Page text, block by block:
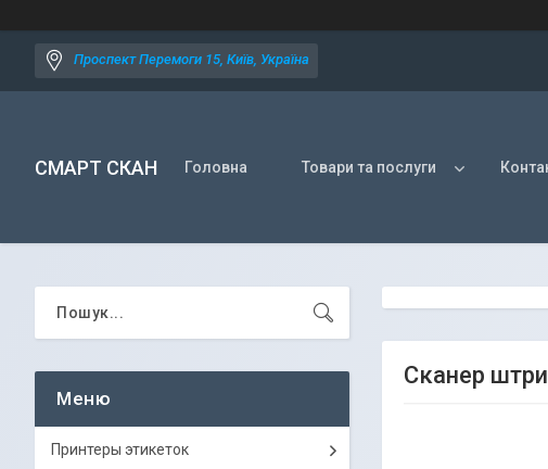
Проспект Перемоги 15, Київ, Україна
СМАРТ СКАН Головна Товари та послуги
Сканер
Принтеры этикеток